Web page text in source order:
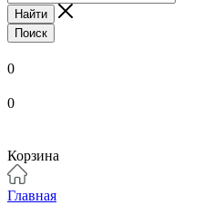
Найти
Поиск
0
0
Корзина
Главная